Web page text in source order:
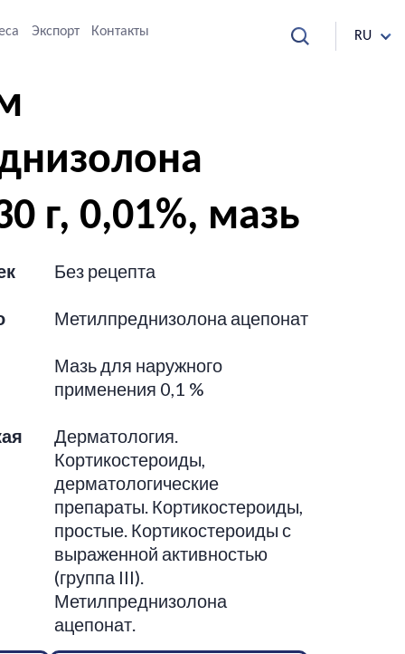
Экспорт Контакты RU
г, 0,01%, мазь
Без рецепта
Метилпреднизолона ацепонат
Мазь для наружного
применения 0,1 %
Дерматология.
Кортикостероиды,
дерматологические
препараты. Кортикостероиды,
простые. Кортикостероиды с
выраженной активностью
(группа III).
Метилпреднизолона
ацепонат.